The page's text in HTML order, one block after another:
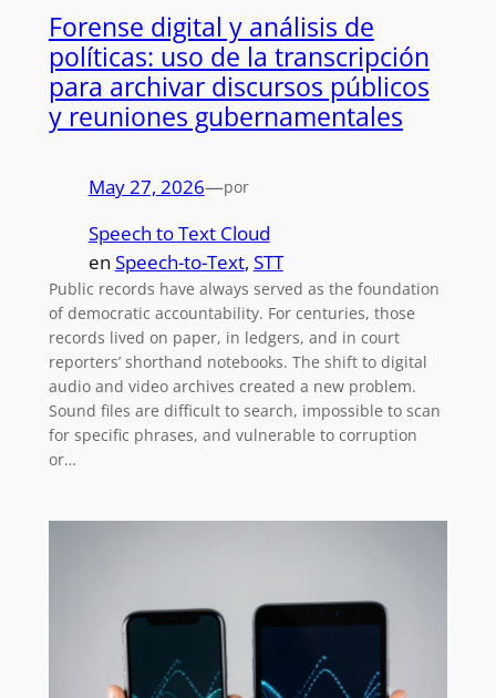
Forense digital y análisis de
políticas: uso de la transcripción
para archivar discursos públicos
y reuniones gubernamentales
May 27, 2026—por
Speech to Text Cloud
en Speech-to-Text, STT
Public records have always served as the foundation
of democratic accountability. For centuries, those
records lived on paper, in ledgers, and in court
reporters’ shorthand notebooks. The shift to digital
audio and video archives created a new problem.
Sound files are difficult to search, impossible to scan
for specific phrases, and vulnerable to corruption
or…